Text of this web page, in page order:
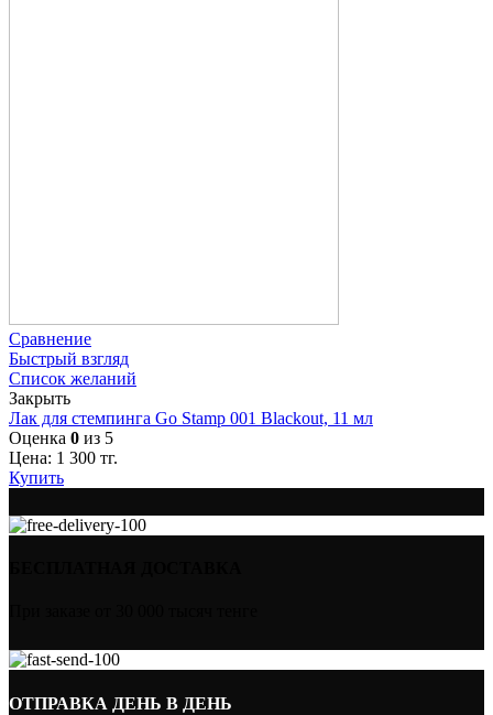
Сравнение
Быстрый взгляд
Список желаний
Закрыть
Лак для стемпинга Go Stamp 001 Blackout, 11 мл
Оценка 0 из 5
Цена: 1 300 тг.
Купить
ОТПРАВКА ДЕНЬ В ДЕНЬ